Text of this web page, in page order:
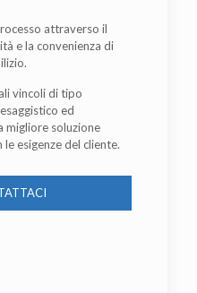
attraverso il
e la convenienza di
vincoli di tipo
ed
migliore soluzione
esigenze del cliente.